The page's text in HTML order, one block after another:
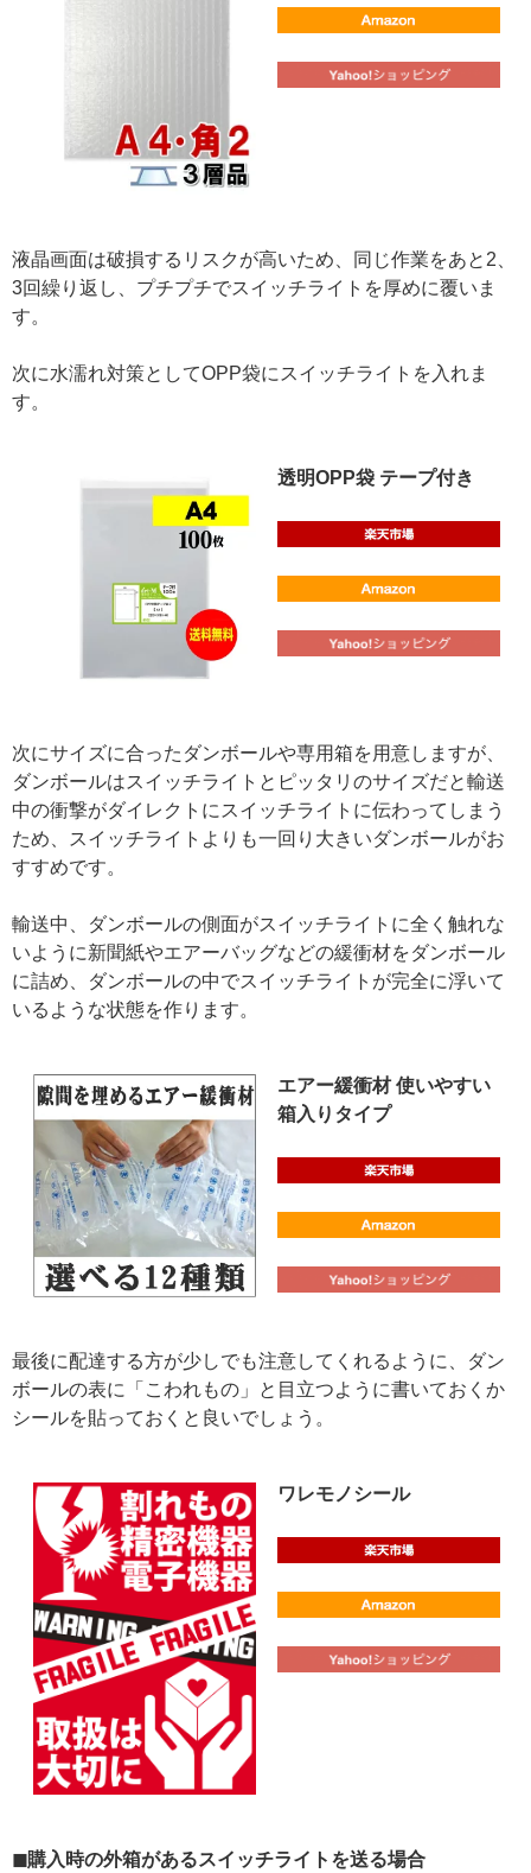
液晶画面は破損するリスクが高いため、同じ作業をあと2、
3回繰り返し、プチプチでスイッチライトを厚めに覆いま
す。
次に水濡れ対策としてOPP袋にスイッチライトを入れま
す。
透明OPP袋 テープ付き
次にサイズに合ったダンボールや専用箱を用意しますが、
ダンボールはスイッチライトとピッタリのサイズだと輸送
中の衝撃がダイレクトにスイッチライトに伝わってしまう
ため、スイッチライトよりも一回り大きいダンボールがお
すすめです。
輸送中、ダンボールの側面がスイッチライトに全く触れな
いように新聞紙やエアーバッグなどの緩衝材をダンボール
に詰め、ダンボールの中でスイッチライトが完全に浮いて
いるような状態を作ります。
エアー緩衝材 使いやすい
箱入りタイプ
最後に配達する方が少しでも注意してくれるように、ダン
ボールの表に「こわれもの」と目立つように書いておくか
シールを貼っておくと良いでしょう。
ワレモノシール
◼購入時の外箱があるスイッチライトを送る場合